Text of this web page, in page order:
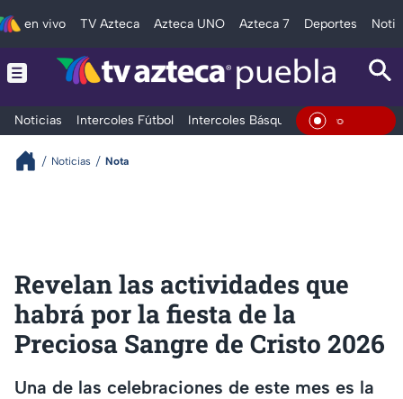
en vivo TV Azteca Azteca UNO Azteca 7 Deportes
Noticias Intercoles Fútbol Intercoles Básquetbol DeportesEn Vivo
Noticias Nota
Revelan las actividades que
habrá por la fiesta de la
Preciosa Sangre de Cristo 2026
Una de las celebraciones de este mes es la